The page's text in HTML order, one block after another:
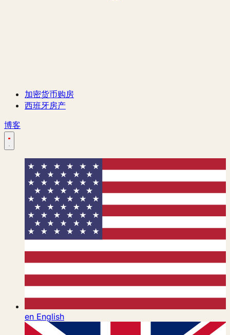
加密货币购房
西班牙房产
博客
en English